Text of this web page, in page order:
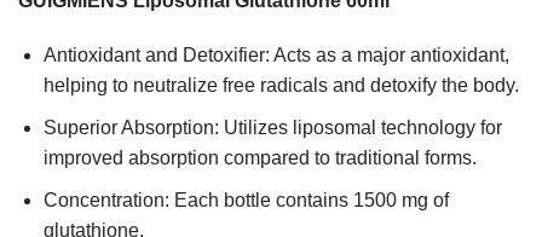
Antioxidant and Detoxifier: Acts as a major antioxidant,
helping to neutralize free radicals and detoxify the body.
Superior Absorption: Utilizes liposomal technology for
improved absorption compared to traditional forms.
Concentration: Each bottle contains 1500 mg of
glutathione.